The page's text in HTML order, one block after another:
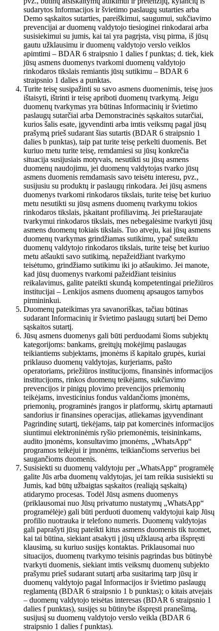
sudarytos Informacijos ir švietimo paslaugų sutarties arba
Demo sąskaitos sutarties, pareiškimui, saugumui, sukčiavimo
prevencijai ar duomenų valdytojo tiesioginei rinkodarai arba
susisiekimui su jumis, kai tai yra pagrįsta, visų pirma, iš jūsų
gautu užklausimu ir duomenų valdytojo verslo veiklos
apimtimi – BDAR 6 straipsnio 1 dalies f punktas; d. tiek, kiek
jūsų asmens duomenys tvarkomi duomenų valdytojo
rinkodaros tikslais remiantis jūsų sutikimu – BDAR 6
straipsnio 1 dalies a punktas.
Turite teisę susipažinti su savo asmens duomenimis, teisę juos
ištaisyti, ištrinti ir teisę apriboti duomenų tvarkymą. Jeigu
duomenų tvarkymas yra būtinas Informacinių ir švietimo
paslaugų sutarčiai arba Demonstracinės sąskaitos sutarčiai,
kurios šalis esate, įgyvendinti arba imtis veiksmų pagal jūsų
prašymą prieš sudarant šias sutartis (BDAR 6 straipsnio 1
dalies b punktas), taip pat turite teisę perkelti duomenis. Bet
kuriuo metu turite teisę, remdamiesi su jūsų konkrečia
situacija susijusiais motyvais, nesutikti su jūsų asmens
duomenų naudojimu, jei duomenų valdytojas tvarko jūsų
asmens duomenis remdamasis savo teisėtu interesu, pvz.,
susijusiu su produktų ir paslaugų rinkodara. Jei jūsų asmens
duomenys tvarkomi rinkodaros tikslais, turite teisę bet kuriuo
metu nesutikti su jūsų asmens duomenų tvarkymu tokios
rinkodaros tikslais, įskaitant profiliavimą. Jei prieštaraujate
tvarkymui rinkodaros tikslais, mes nebegalėsime tvarkyti jūsų
asmens duomenų tokiais tikslais. Tuo atveju, kai jūsų asmens
duomenų tvarkymas grindžiamas sutikimu, ypač suteiktu
duomenų valdytojo rinkodaros tikslais, turite teisę bet kuriuo
metu atšaukti savo sutikimą, nepažeidžiant tvarkymo
teisėtumo, grindžiamo sutikimu iki jo atšaukimo. Jei manote,
kad jūsų duomenys tvarkomi pažeidžiant teisinius
reikalavimus, galite pateikti skundą kompetentingai priežiūros
institucijai – Lenkijos asmens duomenų apsaugos tarnybos
pirmininkui.
Duomenų pateikimas yra savanoriškas, tačiau būtinas
sudarant Informacinių ir švietimo paslaugų sutartį bei Demo
sąskaitos sutartį.
Jūsų asmens duomenys gali būti perduodami šioms subjektų
kategorijoms: bankams, greitųjų mokėjimų paslaugas
teikiantiems subjektams, įmonėms iš kapitalo grupės, kuriai
priklauso duomenų valdytojas, kurjeriams, pašto
operatoriams, priežiūros institucijoms, finansinės informacijos
institucijoms, rinkos duomenų teikėjams, sukčiavimo
prevencijos ir pinigų plovimo prevencijos priemonių
teikėjams, investicinius fondus valdančioms įmonėms,
priemonių, programinės įrangos ir platformų, skirtų aptarnauti
sandorius ir finansines operacijas, atliekamas įgyvendinant
Pagrindinę sutartį, tiekėjams, taip pat komercinės informacijos
siuntimui elektroninėmis ryšio priemonėmis, teisininkams,
audito įmonėms, konsultavimo įmonėms, „WhatsApp“
programos teikėjui ir įmonėms, teikiančioms serverius bei
saugančioms duomenis.
Susisiekti su duomenų valdytoju per „WhatsApp“ programėlę
galite Jūs arba duomenų valdytojas, jei tam reikia susisiekti su
Jumis, kad būtų užbaigtas sąskaitos (realiąją sąskaitą)
atidarymo procesas. Todėl Jūsų asmens duomenys
(priklausomai nuo Jūsų privatumo nustatymų „WhatsApp“
programėlėje) gali būti perduoti duomenų valdytojui kaip Jūsų
profilio nuotrauka ir telefono numeris. Duomenų valdytojas
gali paprašyti jūsų pateikti kitus asmens duomenis tik tuomet,
kai tai būtina, siekiant atsakyti į jūsų užklausą arba išspręsti
klausimą, su kuriuo susijęs kontaktas. Priklausomai nuo
situacijos, duomenų tvarkymo teisinis pagrindas bus būtinybė
tvarkyti duomenis, siekiant imtis veiksmų duomenų subjekto
prašymu prieš sudarant sutartį arba susitarimą tarp jūsų ir
duomenų valdytojo pagal Informacijos ir švietimo paslaugų
reglamentą (BDAR 6 straipsnio 1 b punktas); o kitais atvejais
– duomenų valdytojo teisėtas interesas (BDAR 6 straipsnio 1
dalies f punktas), susijęs su būtinybe išspręsti pranešimą,
susijusį su duomenų valdytojo verslo veikla (BDAR 6
straipsnio 1 dalies f punktas).